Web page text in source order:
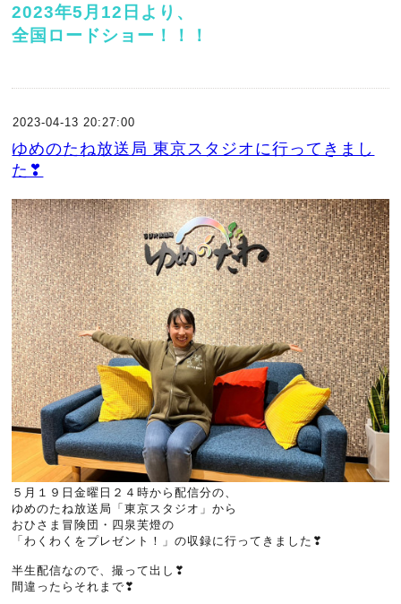
2023年5月12日より、
全国ロードショー！！！
2023-04-13 20:27:00
ゆめのたね放送局 東京スタジオに行ってきまし
た❣
５月１９日金曜日２４時から配信分の、
ゆめのたね放送局「東京スタジオ」から
おひさま冒険団・四泉芙燈の
「わくわくをプレゼント！」の収録に行ってきました❣
半生配信なので、撮って出し❣
間違ったらそれまで❣